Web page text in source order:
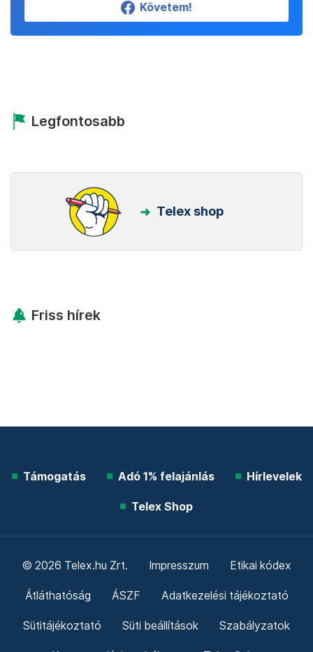
Követem!
Legfontosabb
Telex shop
Friss hírek
Támogatás Adó 1% felajánlás Hírlevelek
Telex Shop
© 2026 Telex.hu Zrt. Impresszum Etikai kódex
Átláthatóság ÁSZF Adatkezelési tájékoztató
Sütitájékoztató Süti beállítások Szabályzatok